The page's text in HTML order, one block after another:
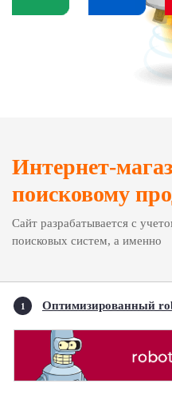
Интернет-
поисковому
Сайт разрабатывается с
поисковых систем, а именно
1 Оптимизированный